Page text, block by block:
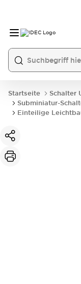
Startseite Schalter
Subminiatur-
Einteilige